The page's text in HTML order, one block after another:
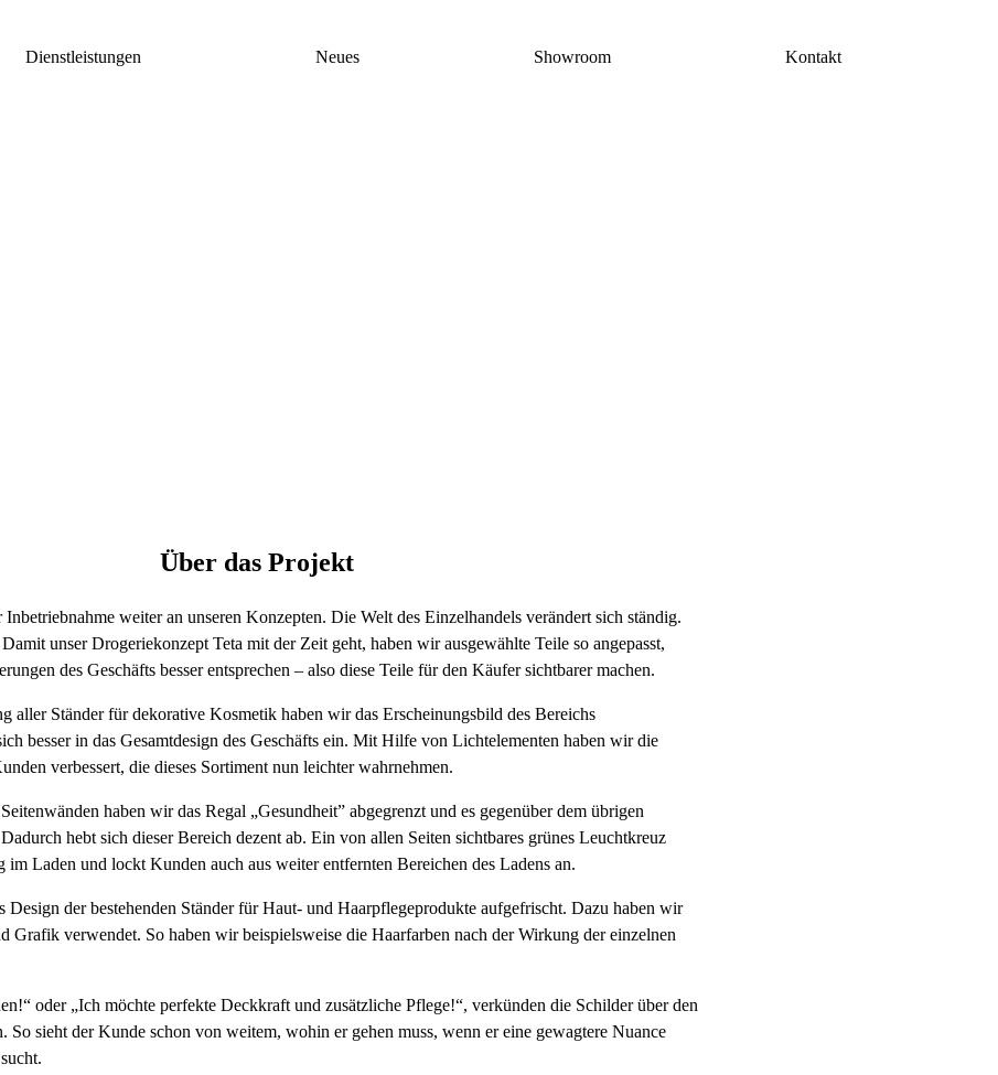
Dienstleistungen Neues Showroom Kontakt
Über das Projekt
weiter an unseren Konzepten. Die Welt des Einzelhandels verändert sich ständig.
unser Drogeriekonzept Teta mit der Zeit geht, haben wir ausgewählte Teile so angepasst,
des Geschäfts besser entsprechen – also diese Teile für den Käufer sichtbarer machen.
aller Ständer für dekorative Kosmetik haben wir das Erscheinungsbild des Bereichs
besser in das Gesamtdesign des Geschäfts ein. Mit Hilfe von Lichtelementen haben wir die
verbessert, die dieses Sortiment nun leichter wahrnehmen.
haben wir das Regal „Gesundheit” abgegrenzt und es gegenüber dem übrigen
hebt sich dieser Bereich dezent ab. Ein von allen Seiten sichtbares grünes Leuchtkreuz
im Laden und lockt Kunden auch aus weiter entfernten Bereichen des Ladens an.
Design der bestehenden Ständer für Haut- und Haarpflegeprodukte aufgefrischt. Dazu haben wir
Grafik verwendet. So haben wir beispielsweise die Haarfarben nach der Wirkung der einzelnen
oder „Ich möchte perfekte Deckkraft und zusätzliche Pflege!“, verkünden die Schilder über den
So sieht der Kunde schon von weitem, wohin er gehen muss, wenn er eine gewagtere Nuance